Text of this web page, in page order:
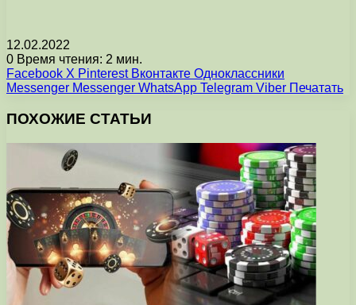
12.02.2022
0 Время чтения: 2 мин.
Facebook X Pinterest Вконтакте Одноклассники
Messenger Messenger WhatsApp Telegram Viber Печатать
ПОХОЖИЕ СТАТЬИ